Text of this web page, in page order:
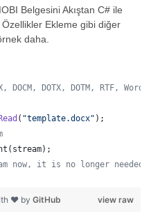
Belgesini Akıştan C# ile
Ekleme gibi diğer
daha.
DOCM, DOTX, DOTM, RTF,
( "template.docx" ) ;
( stream) ;
now, it is no longer needed
view raw
❤ by GitHub